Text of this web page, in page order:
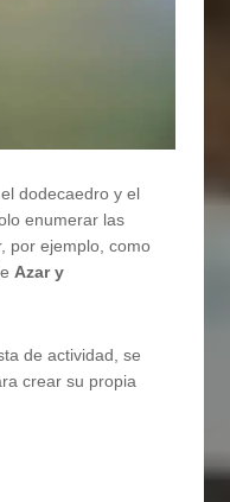
dodecaedro y el
enumerar las
por ejemplo, como
Azar y
de actividad, se
crear su propia